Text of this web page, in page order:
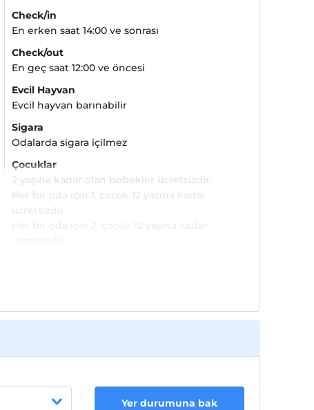
Check/in
En erken saat 14:00 ve sonrası
Check/out
En geç saat 12:00 ve öncesi
Evcil Hayvan
Evcil hayvan barınabilir
Sigara
Odalarda sigara içilmez
Çocuklar
2 yaşına kadar olan bebekler ücretsizdir.
Her bir oda için 1. çocuk 12 yaşına kadar
ücretsizdir
Yer durumuna bak